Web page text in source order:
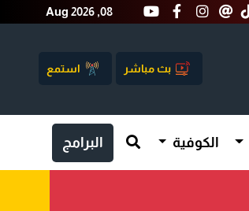
Aug 2026 ,08
بث مباشر استمع
الكوفية البرامج